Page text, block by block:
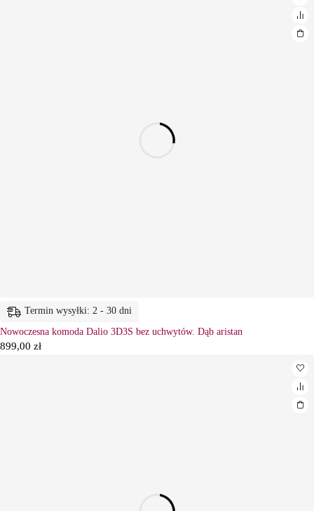
Termin wysyłki: 2 - 30 dni
Nowoczesna komoda Dalio 3D3S bez uchwytów. Dąb aristan
899,00 zł